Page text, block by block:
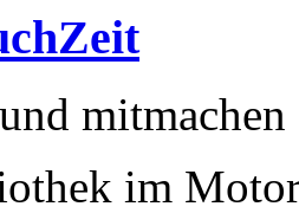
mitmachen
im